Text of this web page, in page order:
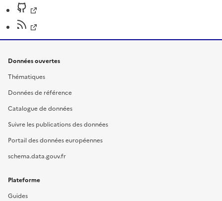
Données ouvertes
Thématiques
Données de référence
Catalogue de données
Suivre les publications des données
Portail des données européennes
schema.data.gouv.fr
Plateforme
Guides